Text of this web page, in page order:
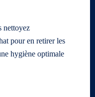
nettoyez
pour en retirer les
hygiène optimale